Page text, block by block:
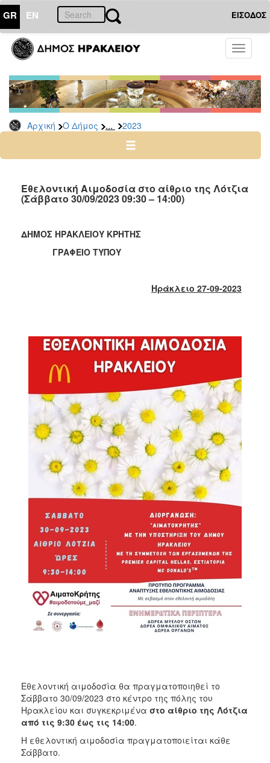
GR EN ΕΙΣΟΔΟΣ
Toggle
Αρχική Ο Δήμος ... 2023
ΔΗΜΟΣ
Δελτία
Τύπου
Αρχείο
2026
2024
2022
2020
2019
2013
2012
2011
2010
2006
ΠΟΛΙΤΙΣΜΟΣ
ΑΝΘΕΚΤΙΚΗ
Εθελοντική Αιμοδοσία στο αίθριο της Λότζια
(Σάββατο 30/09/2023 09:30 – 14:00)
ΔΗΜΟΣ ΗΡΑΚΛΕΙΟΥ ΚΡΗΤΗΣ
ΓΡΑΦΕΙΟ ΤΥΠΟΥ
Ηράκλειο 27-09-2023
Εθελοντική αιμοδοσία θα πραγματοποιηθεί το
Σάββατο 30/09/2023 στο κέντρο της πόλης του
Ηρακλείου και συγκεκριμένα στο αίθριο της Λότζια
από τις 9:30 έως τις 14:00.
Η εθελοντική αιμοδοσία πραγματοποιείται κάθε
Σάββατο.